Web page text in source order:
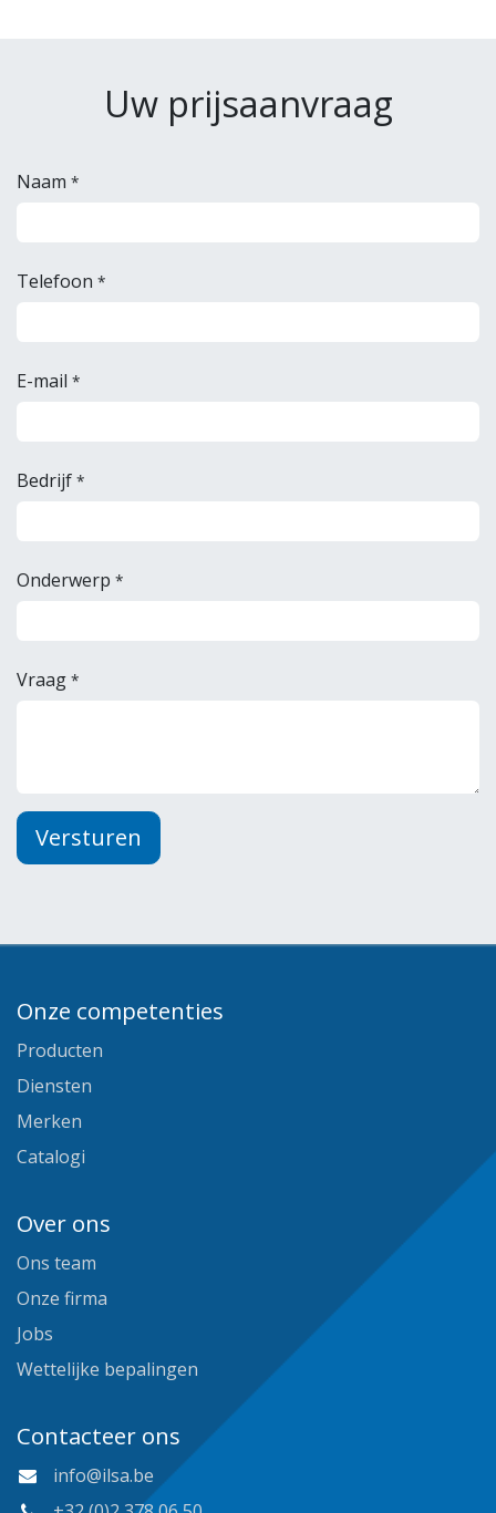
Uw prijsaanvraag
Naam *
Telefoon *
E-mail *
Bedrijf *
Onderwerp *
Vraag *
Versturen
Onze competenties
Producten
Diensten
Merken
Catalogi
Over ons
Ons team
Onze firma
Jobs
Wettelijke bepalingen
Contacteer ons
info@ilsa.be